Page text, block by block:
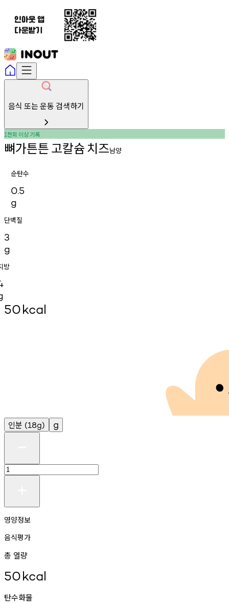
음식 또는 운동 검색하기
1천회 이상기록
뼈가튼튼고칼슘치즈남양
순탄수
0.5
g
단백질
3
g
방
50kcal
인분 (18g) g
영양정보
음식평가
총 열량
50kcal
탄수화물